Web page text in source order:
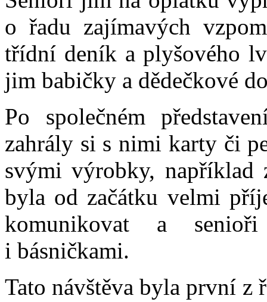
o řadu zajímavých
třídní deník a plyšového
jim babičky a dědečkové
Po společném
zahrály si s nimi karty či
svými výrobky, například
byla od začátku velmi
komunikovat a
i básničkami.
Tato návštěva byla první z